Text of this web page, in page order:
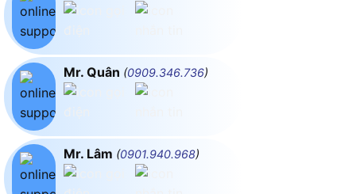
Mr. Quân (0909.346.736)
Mr. Lâm (0901.940.968)